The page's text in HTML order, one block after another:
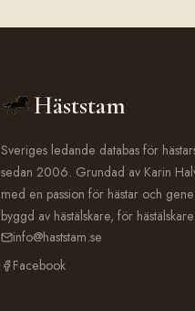
Häststam
Sveriges ledande databas för
sedan 2006. Grundad av Karin
med en passion för hästar och
byggd av hästälskare, för hästälskare.
info@haststam.se
Facebook